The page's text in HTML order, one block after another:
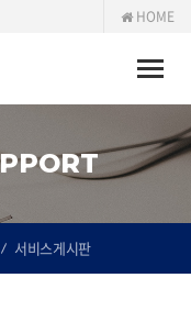
HOME
Toggle
서비스게시판